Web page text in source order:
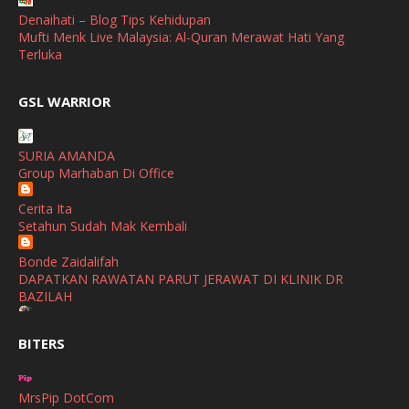
April
March
January
November
October
August
July
June
April
Denaihati – Blog Tips Kehidupan
Mufti Menk Live Malaysia: Al-Quran Merawat Hati Yang
Terluka
PerySmith AirStick Pro Tampil Dengan Rekaan Ultra Nipis
SHALIMAR YUSOF
Selamat Maju Jaya Untuk Puan Intan
Show All
GSL WARRIOR
SURIA AMANDA
Group Marhaban Di Office
Cerita Ita
Setahun Sudah Mak Kembali
Bonde Zaidalifah
DAPATKAN RAWATAN PARUT JERAWAT DI KLINIK DR
BAZILAH
Huawei Pura 90s Series & Huawei Freeclip 2 S Now Available
Azlinda Alin Malaysian Parenting Lifestyle Beauty Blogs
BITERS
MrsPip DotCom